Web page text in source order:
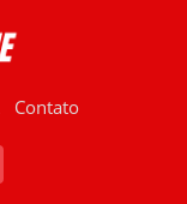
Contato